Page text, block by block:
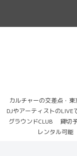
カルチャーの交差点・
DJやアーティストの
グラウンドCLUB 貸切
レンタル可能